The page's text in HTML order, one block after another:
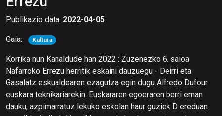
Publikazio data: 2022-04-05
Gaia: Kultura
Korrika nun Kanaldude han 2022 : Zuzenezko 6. saioa
Nafarroko Errezu herritik eskaini dauzuegu - Deirri eta
Gasalatz eskualdearen ezagutza egin dugu Alfredo Dufour
euskara teknikariarekin. Euskararen egoeraren berri eman
dauku, azpimarratuz lekuko eskolan haur guziek D ereduan